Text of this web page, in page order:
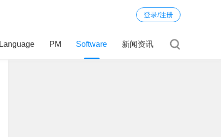
登录/注册
Language PM Software 新闻资讯